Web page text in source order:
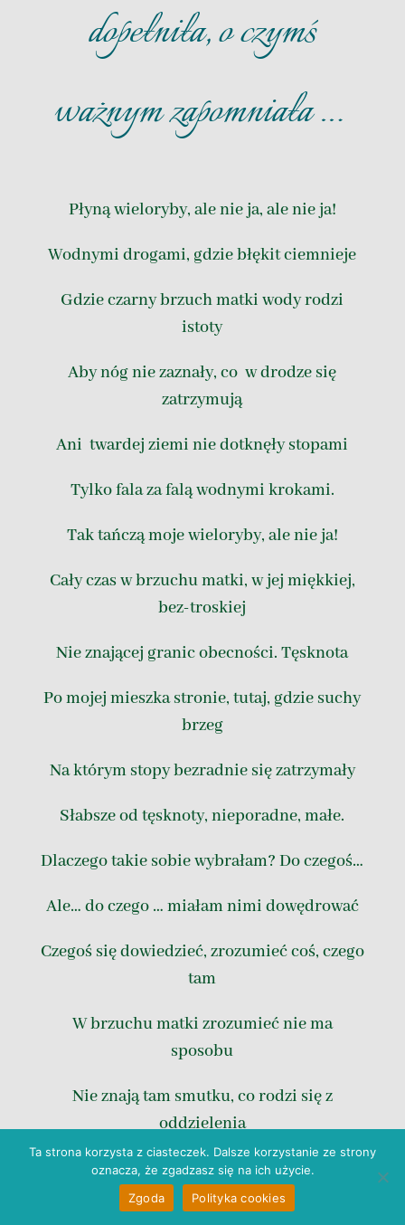
dopełniła, o czymś
ważnym zapomniała …
Płyną wieloryby, ale nie ja, ale nie ja!
Wodnymi drogami, gdzie błękit ciemnieje
Gdzie czarny brzuch matki wody rodzi
istoty
Aby nóg nie zaznały, co w drodze się
zatrzymują
Ani twardej ziemi nie dotknęły stopami
Tylko fala za falą wodnymi krokami.
Tak tańczą moje wieloryby, ale nie ja!
Cały czas w brzuchu matki, w jej miękkiej,
bez-troskiej
Nie znającej granic obecności. Tęsknota
Po mojej mieszka stronie, tutaj, gdzie suchy
brzeg
Na którym stopy bezradnie się zatrzymały
Słabsze od tęsknoty, nieporadne, małe.
Dlaczego takie sobie wybrałam? Do czegoś…
Ale… do czego … miałam nimi dowędrować
Czegoś się dowiedzieć, zrozumieć coś, czego
tam
W brzuchu matki zrozumieć nie ma
sposobu
Nie znają tam smutku, co rodzi się z
oddzielenia
Tam wciąż okrągła, miękka, przychylna jest
ziemia
Ta strona korzysta z ciasteczek. Dalsze korzystanie ze strony
oznacza, że zgadzasz się na ich użycie.
Zgoda
Polityka cookies